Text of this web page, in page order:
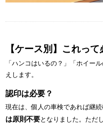
【ケース別】これっ
「ハンコはいるの？」「ホイー
えします。
認印は必要？
現在は、個人の車検であれば継
は原則不要となりました。ただ